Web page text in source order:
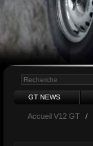
GT NEWS
Accueil V12 GT /